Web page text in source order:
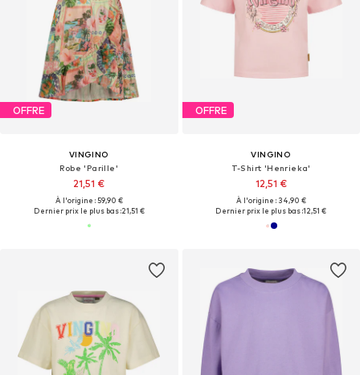
OFFRE
VINGINO
Robe 'Parille'
21,51 €
À l'origine : 59,90 €
Dernier prix le plus bas :21,51 €
OFFRE
VINGINO
T-Shirt 'Henrieka'
12,51 €
À l'origine : 34,90 €
Dernier prix le plus bas :12,51 €